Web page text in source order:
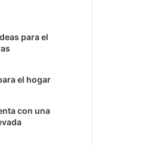
para el
el hogar
con una